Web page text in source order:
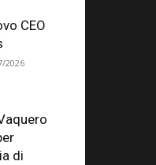
CEO
2026
di